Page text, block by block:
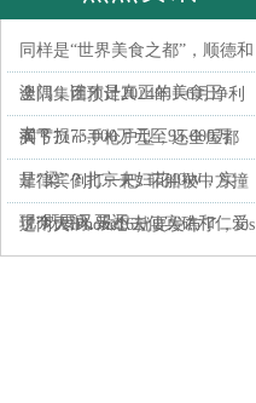
同样是“世界美食之都”，顺德和
澳门，谁才是真正的美食王
者？
金隅集团预计2024年1-6月净利
润亏损75,000万元至95,000万
买下71㎡手枪户型，还全屋都
是“梁”？北京夫妇花40W，实
现“既要又要还
菲律宾倒打一耙: 菲船被中方撞
了个大洞, 没想去仙宾礁和仁爱
过两天iPhone16就要发布了，ios